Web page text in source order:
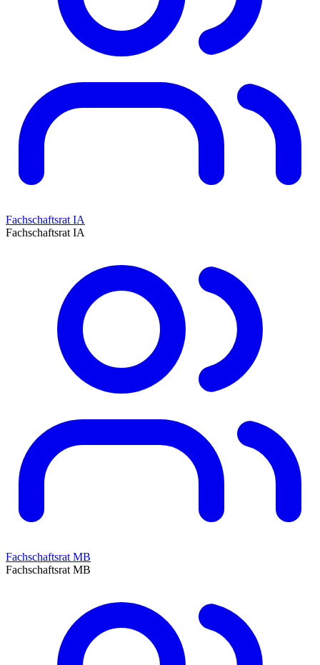
Fachschaftsrat IA
Fachschaftsrat IA
Fachschaftsrat MB
Fachschaftsrat MB